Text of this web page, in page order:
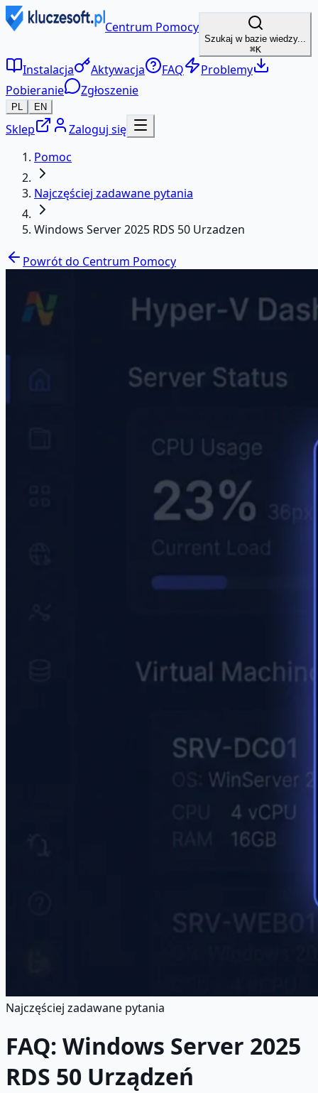
Centrum Pomocy
Szukaj w bazie wiedzy...
⌘K
Instalacja Aktywacja FAQ
Problemy
Pobieranie
Zgłoszenie
PL EN
Sklep
Zaloguj się
Pomoc
Najczęściej zadawane pytania
Windows Server 2025 RDS 50 Urzadzen
Powrót do Centrum Pomocy
Najczęściej zadawane pytania
FAQ: Windows Server 2025
RDS 50 Urządzeń